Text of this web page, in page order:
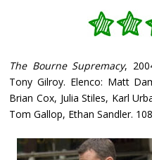
The Bourne Supremacy,
Tony Gilroy. Elenco: Matt
Brian Cox, Julia Stiles, Karl
Tom Gallop, Ethan Sandler.